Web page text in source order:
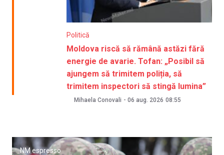
Politică
Moldova riscă să rămână astăzi fără
energie de avarie. Tofan: „Posibil să
ajungem să trimitem poliția, să
trimitem inspectori să stingă lumina”
Mihaela Conovali - 06 aug. 2026 08:55
NM espresso